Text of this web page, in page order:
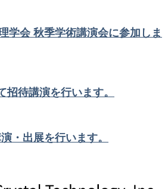
学会 秋季学術講演会に参加しま
招待講演を行います。
・出展を行います。